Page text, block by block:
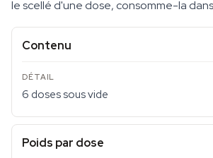
le scellé d'une dose, consomme-la
Contenu
6 doses sous vide
Poids par dose